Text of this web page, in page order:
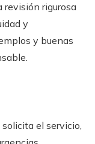
revisión rigurosa
y
y buenas
el servicio,